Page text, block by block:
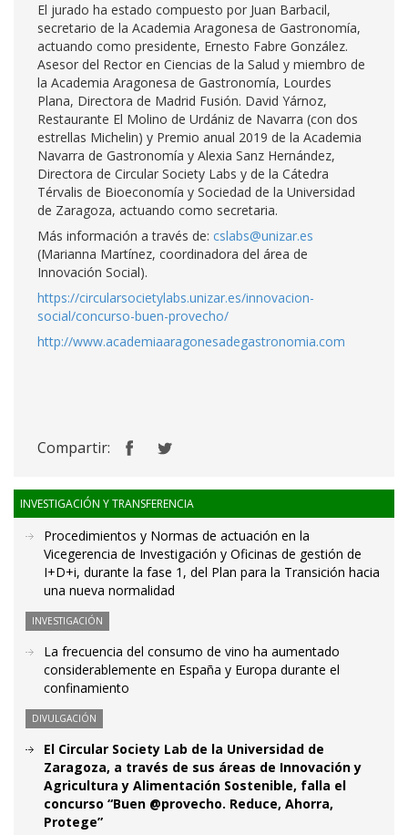
El jurado ha estado compuesto por Juan Barbacil,
secretario de la Academia Aragonesa de Gastronomía,
actuando como presidente, Ernesto Fabre González.
Asesor del Rector en Ciencias de la Salud y miembro de
la Academia Aragonesa de Gastronomía, Lourdes
Plana, Directora de Madrid Fusión. David Yárnoz,
Restaurante El Molino de Urdániz de Navarra (con dos
estrellas Michelin) y Premio anual 2019 de la Academia
Navarra de Gastronomía y Alexia Sanz Hernández,
Directora de Circular Society Labs y de la Cátedra
Térvalis de Bioeconomía y Sociedad de la Universidad
de Zaragoza, actuando como secretaria.
Más información a través de: cslabs@unizar.es
(Marianna Martínez, coordinadora del área de
Innovación Social).
https://circularsocietylabs.unizar.es/innovacion-
social/concurso-buen-provecho/
http://www.academiaaragonesadegastronomia.com
Compartir:
INVESTIGACIÓN Y TRANSFERENCIA
Procedimientos y Normas de actuación en la
Vicegerencia de Investigación y Oficinas de gestión de
I+D+i, durante la fase 1, del Plan para la Transición hacia
una nueva normalidad
INVESTIGACIÓN
La frecuencia del consumo de vino ha aumentado
considerablemente en España y Europa durante el
confinamiento
DIVULGACIÓN
El Circular Society Lab de la Universidad de
Zaragoza, a través de sus áreas de Innovación y
Agricultura y Alimentación Sostenible, falla el
concurso “Buen @provecho. Reduce, Ahorra,
Protege”